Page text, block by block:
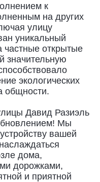
к
на других
улицу
уникальный
частные открытые
значительную
экологических
общности.
Давид Разиэль
Мы
вашей
дома,
дорожками,
и приятной